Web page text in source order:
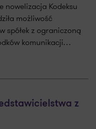
nowelizacja Kodeksu
możliwość
spółek z ograniczoną
komunikacji…
z